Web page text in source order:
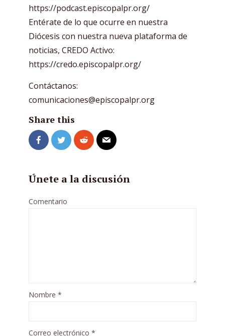
https://podcast.episcopalpr.org/
Entérate de lo que ocurre en nuestra
Diócesis con nuestra nueva plataforma de
noticias, CREDO Activo:
https://credo.episcopalpr.org/
Contáctanos:
comunicaciones@episcopalpr.org
Share this
Únete a la discusión
Comentario
Nombre *
Correo electrónico *